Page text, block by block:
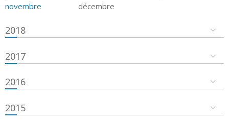
novembre
décembre
2018
2017
2016
2015